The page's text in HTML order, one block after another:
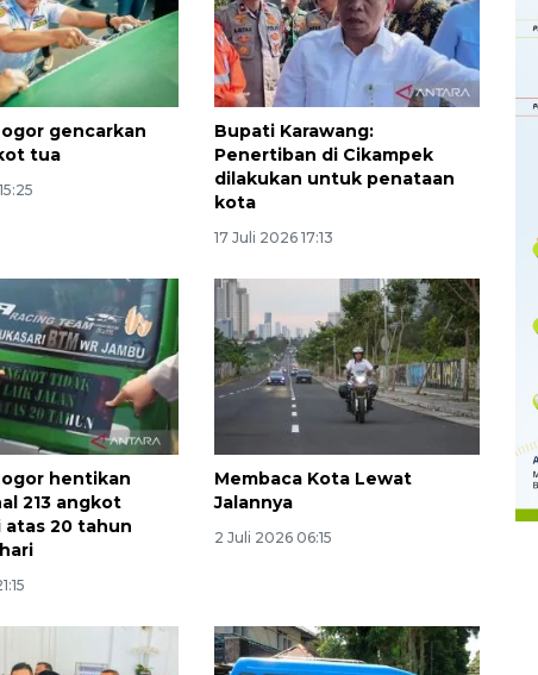
gencarkan
tua
Bupati Karawang:
Penertiban di Cikampek
dilakukan untuk penataan
kota
17 Juli 2026 17:13
hentikan
213 angkot
atas 20 tahun
Membaca Kota Lewat
Jalannya
2 Juli 2026 06:15
Memberantas kejahatan
jalanan Jakarta
2026-08-05 18:00:00